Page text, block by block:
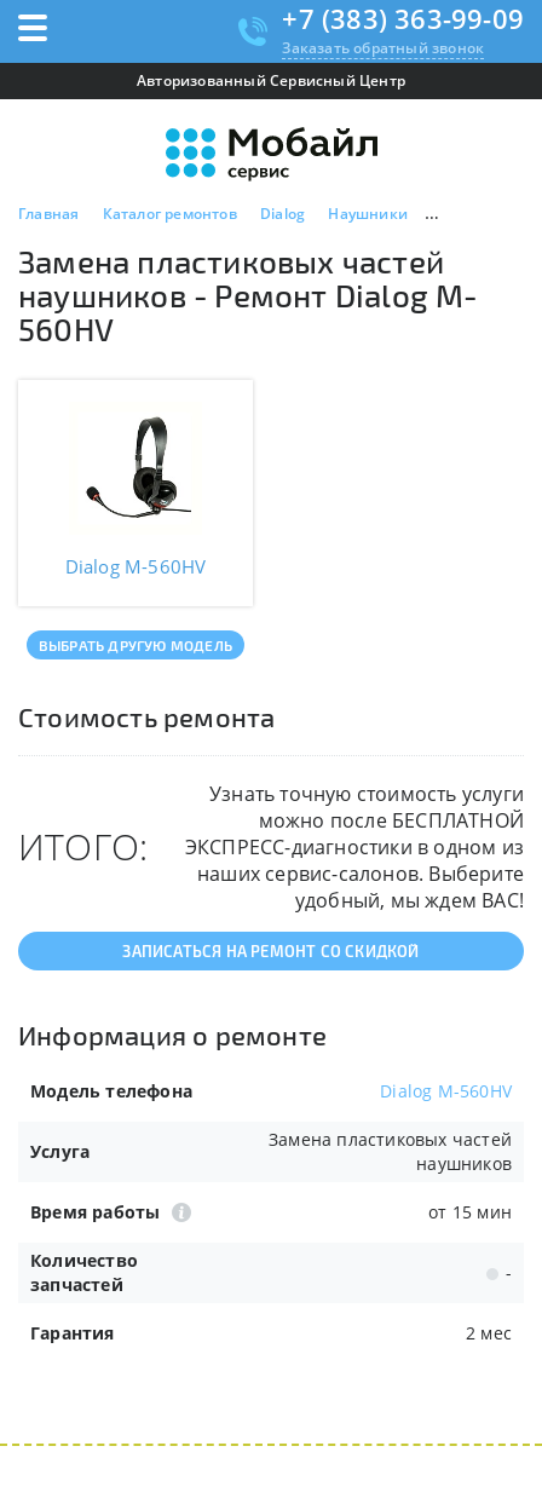
+7 (383) 363-99-09
Заказать обратный звонок
Авторизованный Сервисный Центр
Главная Каталог ремонтов Dialog Наушники Dialog M-
Замена пластиковых частей
наушников - Ремонт Dialog M-
560HV
Dialog M-560HV
ВЫБРАТЬ ДРУГУЮ МОДЕЛЬ
Стоимость ремонта
ИТОГО:
Узнать точную стоимость услуги
можно после БЕСПЛАТНОЙ
ЭКСПРЕСС-диагностики в одном из
наших сервис-салонов. Выберите
удобный, мы ждем ВАС!
ЗАПИСАТЬСЯ НА РЕМОНТ СО СКИДКОЙ
Информация о ремонте
Модель телефона Dialog M-560HV
Услуга
Замена пластиковых частей
наушников
Время работы от 15 мин
Количество
запчастей
-
Гарантия 2 мес